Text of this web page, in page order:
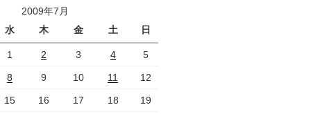
2009年7月
水
木 金 土 日
1 2 3 4 5
8 9 10 11 12
15 16 17 18 19